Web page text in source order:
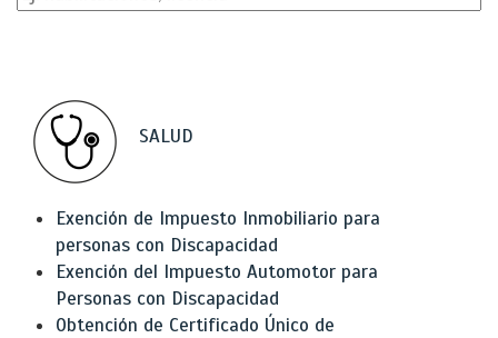
SALUD
Exención de Impuesto Inmobiliario para
personas con Discapacidad
Exención del Impuesto Automotor para
Personas con Discapacidad
Obtención de Certificado Único de